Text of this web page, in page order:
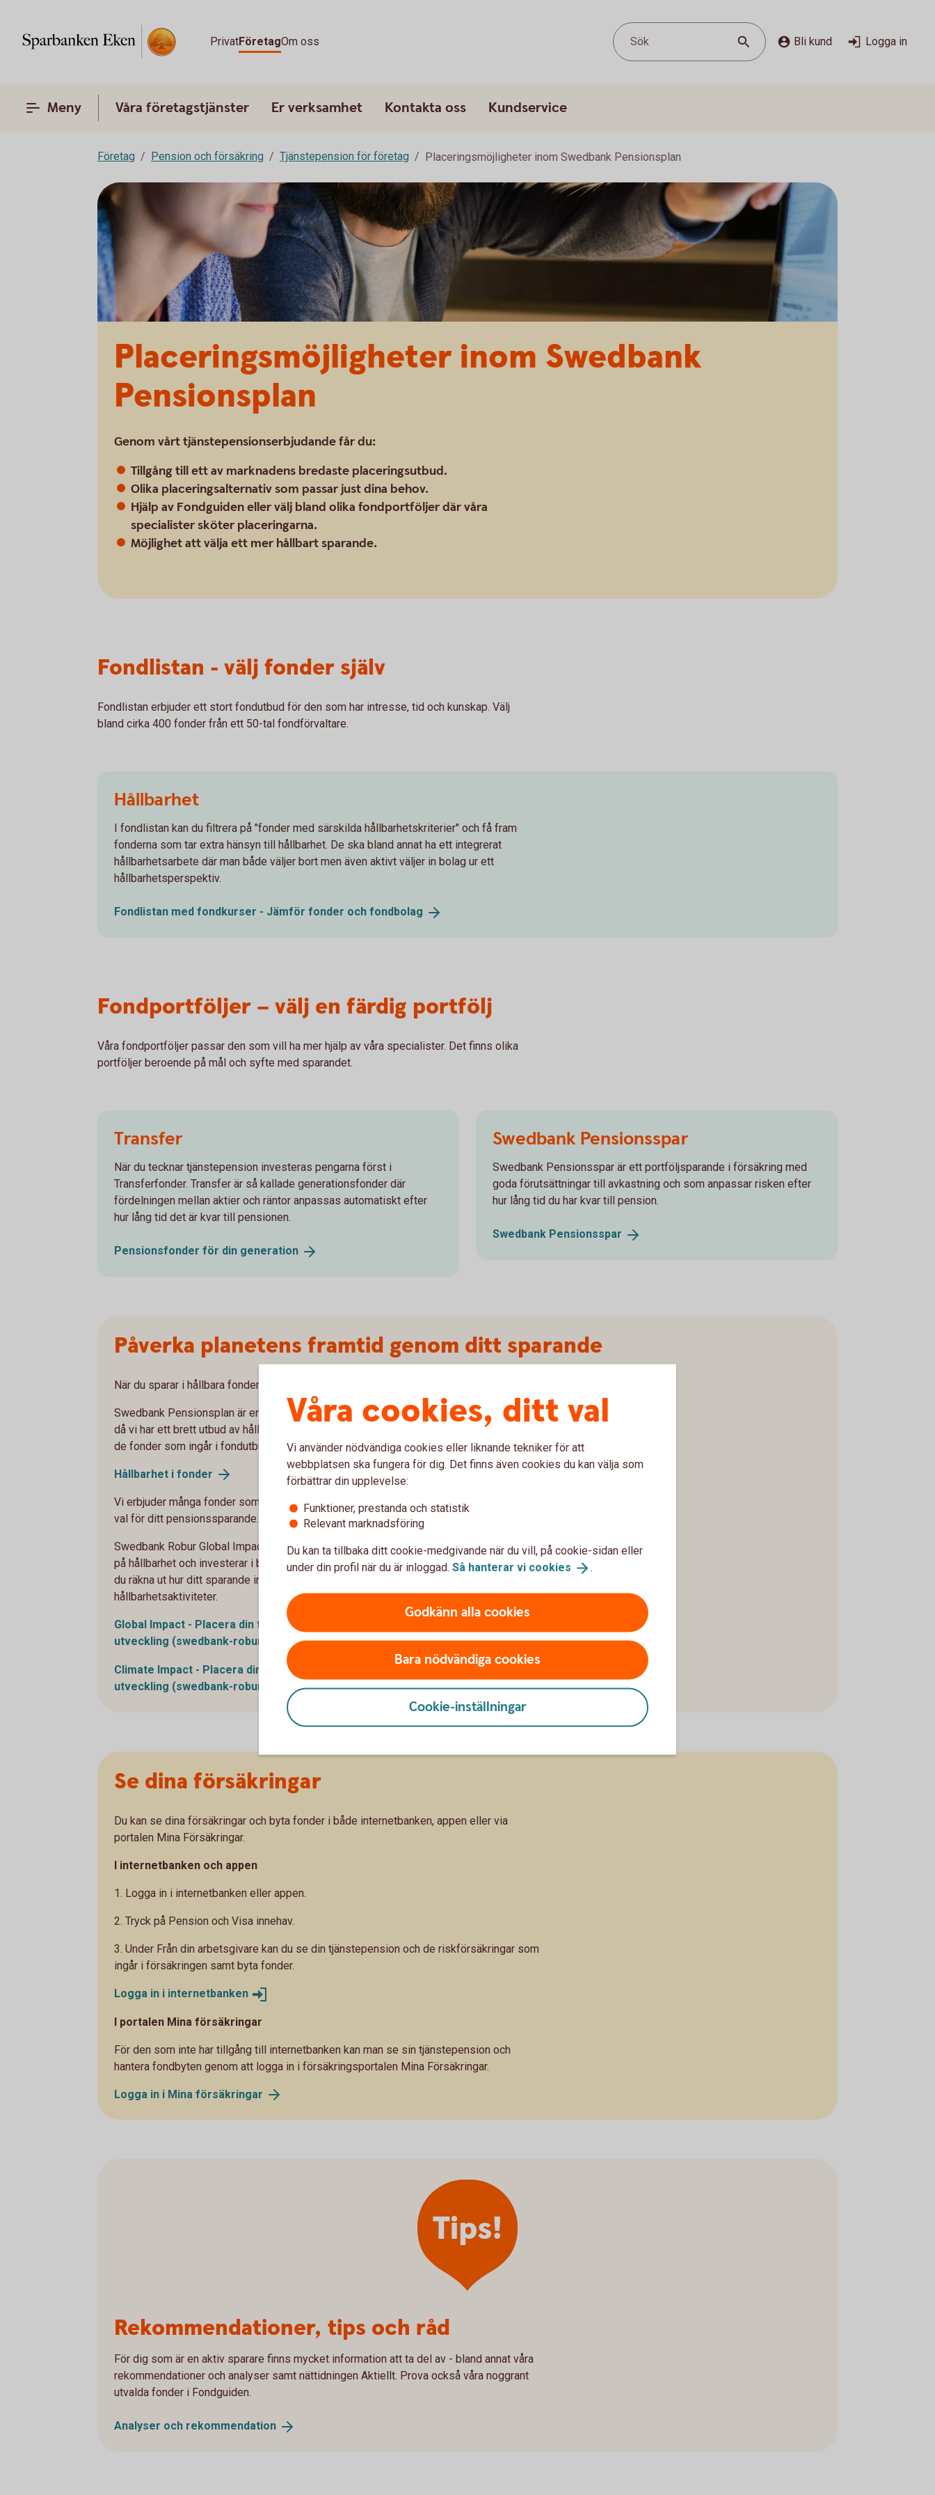
PrivatFöretagOm oss Sök Bli kund Logga in
Meny Våra företagstjänster Er verksamhet Kontakta oss Kundservice
Företag Pension och försäkring Tjänstepension för företag Placeringsmöjligheter inom Swedbank Pensionsplan
Placeringsmöjligheter inom Swedbank
Pensionsplan
Genom vårt tjänstepensionserbjudande får du:
Tillgång till ett av marknadens bredaste placeringsutbud.
Olika placeringsalternativ som passar just dina behov.
Hjälp av Fondguiden eller välj bland olika fondportföljer där våra
specialister sköter placeringarna.
Möjlighet att välja ett mer hållbart sparande.
Fondlistan - välj fonder själv
Fondlistan erbjuder ett stort fondutbud för den som har intresse, tid och kunskap. Välj
bland cirka 400 fonder från ett 50-tal fondförvaltare.
Hållbarhet
I fondlistan kan du filtrera på "fonder med särskilda hållbarhetskriterier" och få fram
fonderna som tar extra hänsyn till hållbarhet. De ska bland annat ha ett integrerat
hållbarhetsarbete där man både väljer bort men även aktivt väljer in bolag ur ett
hållbarhetsperspektiv.
Fondlistan med fondkurser - Jämför fonder och fondbolag
Fondportföljer – välj en färdig portfölj
Våra fondportföljer passar den som vill ha mer hjälp av våra specialister. Det finns olika
portföljer beroende på mål och syfte med sparandet.
Transfer
När du tecknar tjänstepension investeras pengarna först i
Transferfonder. Transfer är så kallade generationsfonder där
fördelningen mellan aktier och räntor anpassas automatiskt efter
hur lång tid det är kvar till pensionen.
Pensionsfonder för din generation
Swedbank Pensionsspar
Swedbank Pensionsspar är ett portföljsparande i försäkring med
goda förutsättningar till avkastning och som anpassar risken efter
hur lång tid du har kvar till pension.
Swedbank Pensionsspar
Påverka planetens framtid genom ditt sparande
När du sparar i hållbara fonder väljer du klokt för både din plånbok och för framtiden.
Swedbank Pensionsplan är en ljusgrön försäkringsprodukt enligt EU:s regelverk SFDR,
då vi har ett brett utbud av hållbara fonder. Vi arbetar kontinuerligt för att säkerställa att
de fonder som ingår i fondutbudet uppfyller våra hållbarhetskrav.
Hållbarhet i fonder
Vi erbjuder många fonder som tar extra hänsyn till hållbarhet så att du kan göra hållbara
val för ditt pensionssparande.
Swedbank Robur Global Impact och Climate Impact är exempel på fonder som fokuserar
på hållbarhet och investerar i bolag som bidrar till FN:s globala mål. I länkarna nedan kan
du räkna ut hur ditt sparande inom din tjänstepension i dessa fonder kan bidra till
hållbarhetsaktiviteter.
Global Impact - Placera din tjänstepension med fokus på en hållbar
utveckling (swedbank-robur.se)
Climate Impact - Placera din tjänstepension med fokus på en hållbar
utveckling (swedbank-robur.se)
Se dina försäkringar
Du kan se dina försäkringar och byta fonder i både internetbanken, appen eller via
portalen Mina Försäkringar.
I internetbanken och appen
1. Logga in i internetbanken eller appen.
2. Tryck på Pension och Visa innehav.
3. Under Från din arbetsgivare kan du se din tjänstepension och de riskförsäkringar som
ingår i försäkringen samt byta fonder.
Logga in i internetbanken
I portalen Mina försäkringar
För den som inte har tillgång till internetbanken kan man se sin tjänstepension och
hantera fondbyten genom att logga in i försäkringsportalen Mina Försäkringar.
Logga in i Mina försäkringar
Tips!
Rekommendationer, tips och råd
För dig som är en aktiv sparare finns mycket information att ta del av - bland annat våra
rekommendationer och analyser samt nättidningen Aktiellt. Prova också våra noggrant
utvalda fonder i Fondguiden.
Analyser och rekommendation
Våra cookies, ditt val
Vi använder nödvändiga cookies eller liknande tekniker för att
webbplatsen ska fungera för dig. Det finns även cookies du kan välja som
förbättrar din upplevelse:
Funktioner, prestanda och statistik
Relevant marknadsföring
Du kan ta tillbaka ditt cookie-medgivande när du vill, på cookie-sidan eller
under din profil när du är inloggad. Så hanterar vi cookies .
Godkänn alla cookies
Bara nödvändiga cookies
Cookie-inställningar